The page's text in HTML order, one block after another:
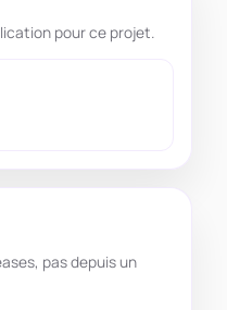
pour ce projet.
pas depuis un